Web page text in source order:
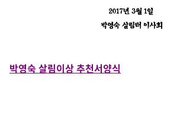
박영숙 살림이상 추천서양식